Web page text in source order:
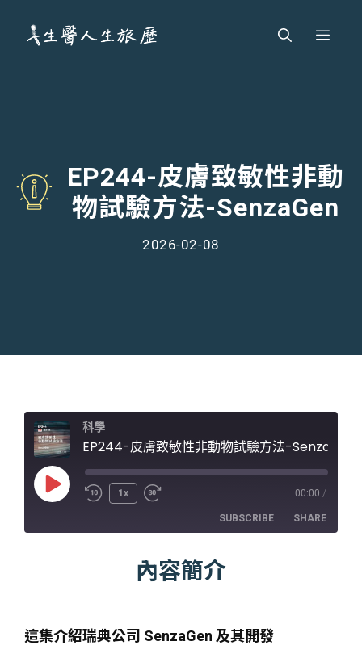
Menu
EP244-皮膚致敏性非動
物試驗方法-SenzaGen
2026-02-08
科學
EP244-皮膚致敏性非動物試驗方法-SenzaGen
Play
1x 00:00 /
SUBSCRIBE SHARE
EMBED
內容簡介
這集介紹瑞典公司 SenzaGen 及其開發